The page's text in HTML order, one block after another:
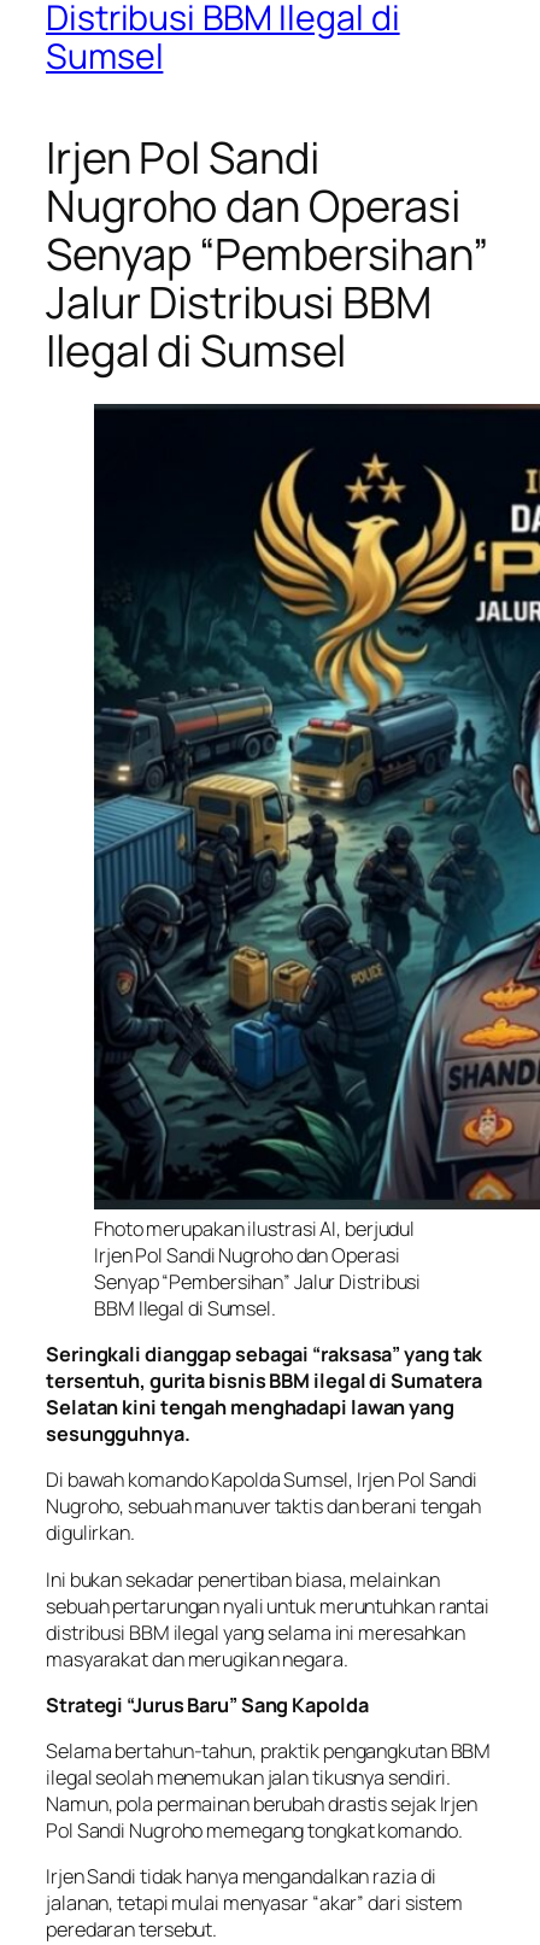
Distribusi BBM Ilegal di
Sumsel
Irjen Pol Sandi
Nugroho dan Operasi
Senyap “Pembersihan”
Jalur Distribusi BBM
Ilegal di Sumsel
Fhoto merupakan ilustrasi AI, berjudul
Irjen Pol Sandi Nugroho dan Operasi
Senyap “Pembersihan” Jalur Distribusi
BBM Ilegal di Sumsel.
Seringkali dianggap sebagai “raksasa” yang tak
tersentuh, gurita bisnis BBM ilegal di Sumatera
Selatan kini tengah menghadapi lawan yang
sesungguhnya.
Di bawah komando Kapolda Sumsel, Irjen Pol Sandi
Nugroho, sebuah manuver taktis dan berani tengah
digulirkan.
Ini bukan sekadar penertiban biasa, melainkan
sebuah pertarungan nyali untuk meruntuhkan rantai
distribusi BBM ilegal yang selama ini meresahkan
masyarakat dan merugikan negara.
Strategi “Jurus Baru” Sang Kapolda
Selama bertahun-tahun, praktik pengangkutan BBM
ilegal seolah menemukan jalan tikusnya sendiri.
Namun, pola permainan berubah drastis sejak Irjen
Pol Sandi Nugroho memegang tongkat komando.
Irjen Sandi tidak hanya mengandalkan razia di
jalanan, tetapi mulai menyasar “akar” dari sistem
peredaran tersebut.